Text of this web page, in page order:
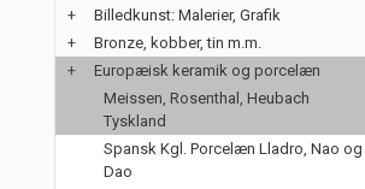
+
Billedkunst: Malerier, Grafik
+
Bronze, kobber, tin m.m.
+
Europæisk keramik og porcelæn
Meissen, Rosenthal, Heubach
Tyskland
Spansk Kgl. Porcelæn Lladro, Nao og
Dao